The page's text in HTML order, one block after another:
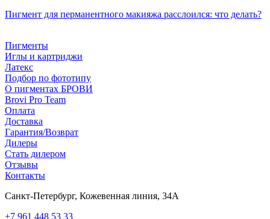
Пигмент для перманентного макияжа расслоился: что делать?
Пигменты
Иглы и картриджи
Латекс
Подбор по фототипу
О пигментах БРОВИ
Brovi Pro Team
Оплата
Доставка
Гарантия/Возврат
Дилеры
Стать дилером
Отзывы
Контакты
Санкт-Петербург, Кожевенная линия, 34А
+7 961 448 53 33